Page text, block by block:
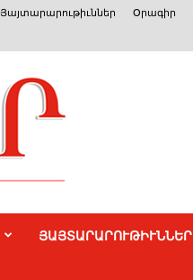
Յայտարարութիւններ Օրագիր
ՅԱՅՏԱՐԱՐՈՒԹԻՒՆՆԵՐ